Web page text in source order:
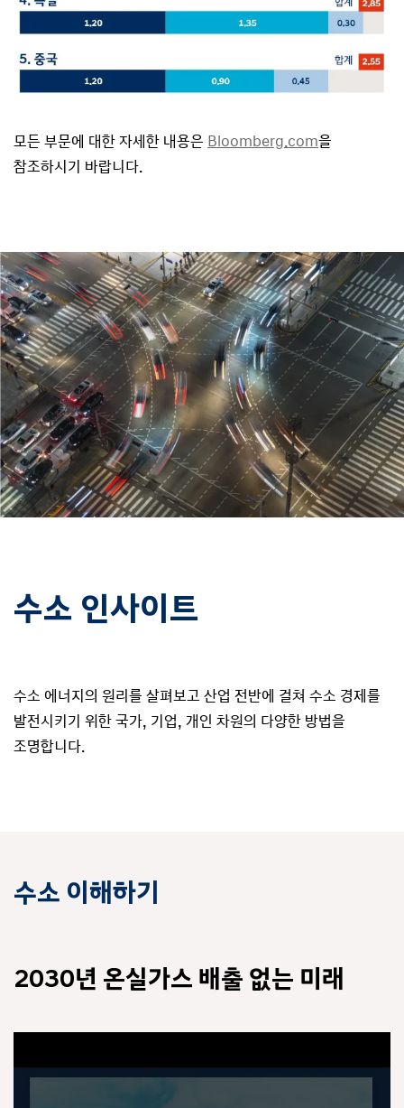
모든 부문에 대한 자세한 내용은 Bloomberg.com을
참조하시기 바랍니다.
수소 인사이트
수소 에너지의 원리를 살펴보고 산업 전반에 걸쳐 수소 경제를
발전시키기 위한 국가, 기업, 개인 차원의 다양한 방법을
조명합니다.
수소 이해하기
2030년 온실가스 배출 없는 미래